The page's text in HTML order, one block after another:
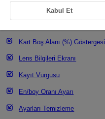
Parlaklık Bilgileri
Kart Boş Alanı (%) Göstergesi
Lens Bilgileri Ekranı
Kayıt Vurgusu
En/boy Oranı Ayarı
Ayarları Temizleme
Kabul Et